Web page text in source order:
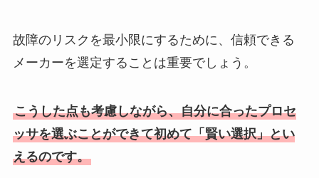
故障のリスクを最小限にするために、信頼できる
メーカーを選定することは重要でしょう。
こうした点も考慮しながら、自分に合ったプロセ
ッサを選ぶことができて初めて「賢い選択」とい
えるのです。